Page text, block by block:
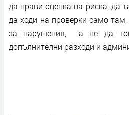
да прави оценка на риска, да
да ходи на проверки само
за нарушения, а не да
допълнителни разходи и